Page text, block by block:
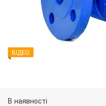
ВІДЕО
В наявності